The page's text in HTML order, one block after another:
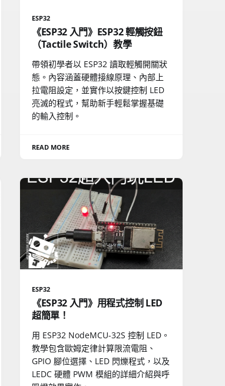
ESP32
《ESP32 入門》ESP32 輕觸按鈕
（Tactile Switch）教學
帶領初學者以 ESP32 讀取輕觸開關狀
態。內容涵蓋硬體接線原理、內部上
拉電阻設定，並實作以按鍵控制 LED
亮滅的程式，幫助新手輕鬆掌握基礎
的輸入控制。
READ MORE
ESP32
《ESP32 入門》用程式控制 LED
超簡單！
用 ESP32 NodeMCU-32S 控制 LED。
教學包含歐姆定律計算限流電阻、
GPIO 腳位選擇、LED 閃爍程式，以及
LEDC 硬體 PWM 模組的詳細介紹與呼